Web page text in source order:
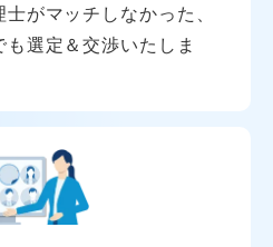
がマッチしなかった、
選定＆交渉いたしま